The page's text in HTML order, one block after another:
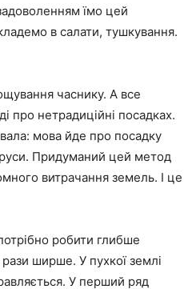
задоволенням їмо цей
в салати, тушкування.
часнику. А все
про нетрадиційні посадках.
мова йде про посадку
Придуманий цей метод
витрачання земель. І це
робити глибше
ширше. У пухкої землі
У перший ряд